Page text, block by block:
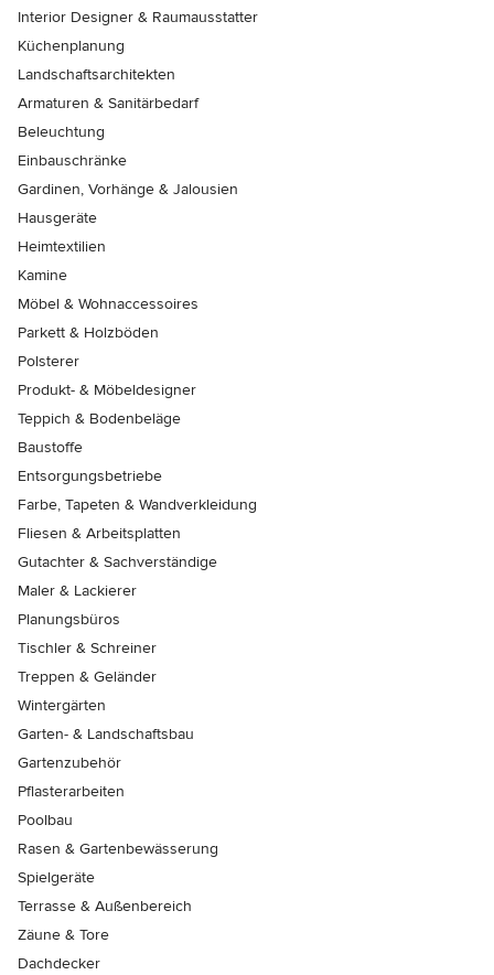
Interior Designer & Raumausstatter
Küchenplanung
Landschaftsarchitekten
Armaturen & Sanitärbedarf
Beleuchtung
Einbauschränke
Gardinen, Vorhänge & Jalousien
Hausgeräte
Heimtextilien
Kamine
Möbel & Wohnaccessoires
Parkett & Holzböden
Polsterer
Produkt- & Möbeldesigner
Teppich & Bodenbeläge
Baustoffe
Entsorgungsbetriebe
Farbe, Tapeten & Wandverkleidung
Fliesen & Arbeitsplatten
Gutachter & Sachverständige
Maler & Lackierer
Planungsbüros
Tischler & Schreiner
Treppen & Geländer
Wintergärten
Garten- & Landschaftsbau
Gartenzubehör
Pflasterarbeiten
Poolbau
Rasen & Gartenbewässerung
Spielgeräte
Terrasse & Außenbereich
Zäune & Tore
Dachdecker